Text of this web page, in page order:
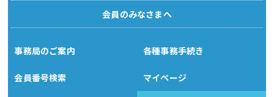
会員のみなさまへ
事務局のご案内 各種事務手続き
会員番号検索 マイページ